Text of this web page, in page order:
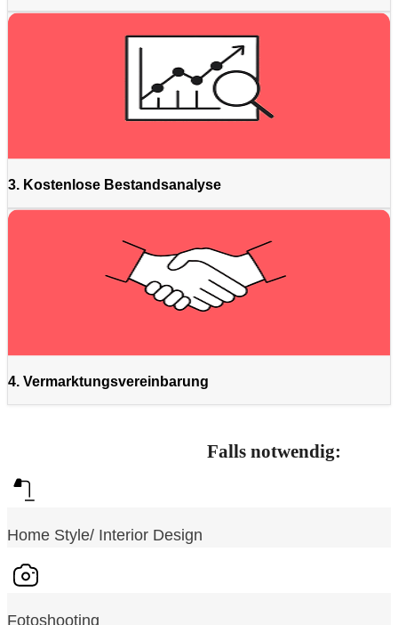
3. Kostenlose Bestandsanalyse
4. Vermarktungsvereinbarung
Falls notwendig:
Home Style/ Interior Design
Fotoshooting